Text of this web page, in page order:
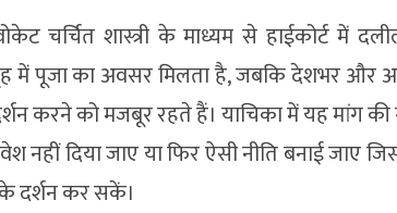
चर्चित शास्त्री के माध्यम से हाईकोर्ट में
में पूजा का अवसर मिलता है, जबकि देशभर और
करने को मजबूर रहते हैं। याचिका में यह मांग
नहीं दिया जाए या फिर ऐसी नीति बनाई जाए
दर्शन कर सकें।